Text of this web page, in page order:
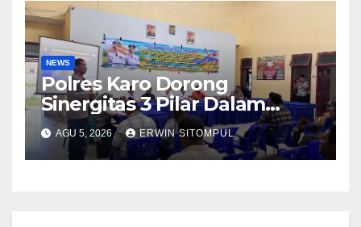
NEWS
Polres Karo Dorong
Sinergitas 3 Pilar Dalam
Pelatihan Pencengahan dan
Mitigasi Bencana Tahun 2026
AGU 5, 2026 ERWIN SITOMPUL